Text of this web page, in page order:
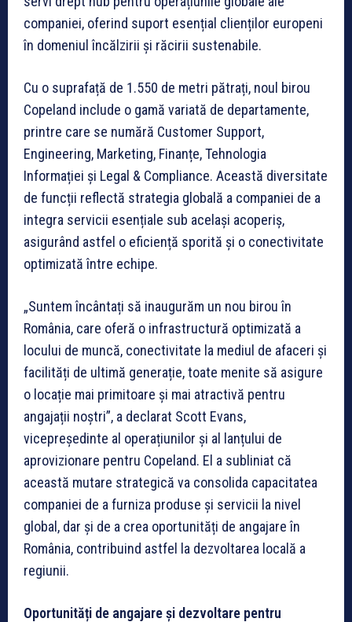
companiei, oferind suport esențial clienților europeni
în domeniul încălzirii și răcirii sustenabile.
Cu o suprafață de 1.550 de metri pătrați, noul birou
Copeland include o gamă variată de departamente,
printre care se numără Customer Support,
Engineering, Marketing, Finanțe, Tehnologia
Informației și Legal & Compliance. Această diversitate
de funcții reflectă strategia globală a companiei de a
integra servicii esențiale sub același acoperiș,
asigurând astfel o eficiență sporită și o conectivitate
optimizată între echipe.
„Suntem încântați să inaugurăm un nou birou în
România, care oferă o infrastructură optimizată a
locului de muncă, conectivitate la mediul de afaceri și
facilități de ultimă generație, toate menite să asigure
o locație mai primitoare și mai atractivă pentru
angajații noștri”, a declarat Scott Evans,
vicepreședinte al operațiunilor și al lanțului de
aprovizionare pentru Copeland. El a subliniat că
această mutare strategică va consolida capacitatea
companiei de a furniza produse și servicii la nivel
global, dar și de a crea oportunități de angajare în
România, contribuind astfel la dezvoltarea locală a
regiunii.
Oportunități de angajare și dezvoltare pentru